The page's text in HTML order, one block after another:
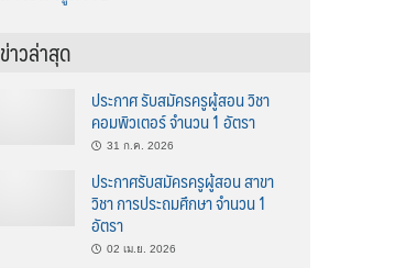
ข่าวล่าสุด
ประกาศ รับสมัครครูผู้สอน วิชา
คอมพิวเตอร์ จำนวน 1 อัตรา
31 ก.ค. 2026
ประกาศรับสมัครครูผู้สอน สาขา
วิชา การประถมศึกษา จำนวน 1
อัตรา
02 เม.ย. 2026